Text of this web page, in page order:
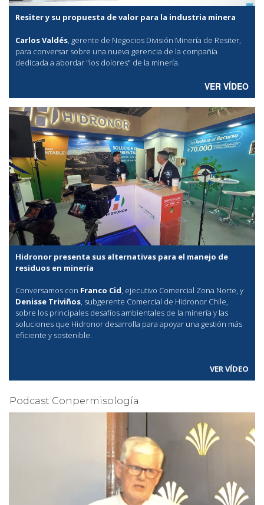
Resiter y su propuesta de valor para la industria minera
Carlos Valdés, gerente de Negocios División Minería de Resiter,
para conversar sobre una nueva gerencia de la compañía
dedicada a abordar "los dolores" de la minería.
VER VÍDEO
Hidronor presenta sus alternativas para el manejo de
residuos en minería
Conversamos con Franco Cid, ejecutivo Comercial Zona Norte, y
Denisse Triviños, subgerente Comercial de Hidronor Chile,
sobre los principales desafíos ambientales de la minería y las
soluciones que Hidronor desarrolla para apoyar una gestión más
eficiente y sostenible.
VER VÍDEO
Podcast Conpermisología